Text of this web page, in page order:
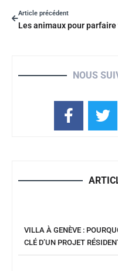
Article précédent
NOUS
VILLA À GENÈVE :
CLÉ D’UN PROJET